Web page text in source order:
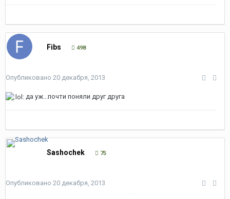
Fibs 498
Опубликовано 20 декабря, 2013
да уж...почти поняли друг друга
Sashochek 75
Опубликовано 20 декабря, 2013